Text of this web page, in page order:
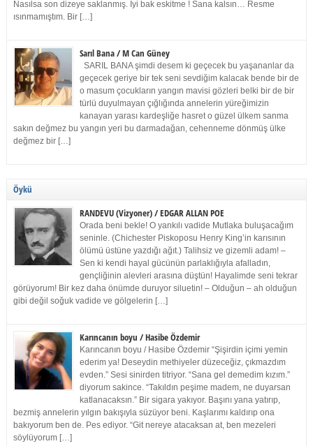
Nasılsa son dizeye saklanmış. İyi bak eskitme ! Sana kalsın… Resme
ısınmamıştım. Bir […]
Sarıl Bana / M Can Güney
SARIL BANA şimdi desem ki geçecek bu yaşananlar da
geçecek geriye bir tek seni sevdiğim kalacak bende bir de
o masum çocukların yangın mavisi gözleri belki bir de bir
türlü duyulmayan çığlığında annelerin yüreğimizin
kanayan yarası kardeşliğe hasret o güzel ülkem sanma
sakın değmez bu yangın yeri bu darmadağan, cehenneme dönmüş ülke
değmez bir […]
Öykü
RANDEVU (Vizyoner) / EDGAR ALLAN POE
Orada beni bekle! O yankılı vadide Mutlaka buluşacağım
seninle. (Chichester Piskoposu Henry King’in karısının
ölümü üstüne yazdığı ağıt.) Talihsiz ve gizemli adam! –
Sen ki kendi hayal gücünün parlaklığıyla afalladın,
gençliğinin alevleri arasına düştün! Hayalimde seni tekrar
görüyorum! Bir kez daha önümde duruyor siluetin! – Olduğun – ah olduğun
gibi değil soğuk vadide ve gölgelerin […]
Karıncanın boyu / Hasibe Özdemir
Karıncanın boyu / Hasibe Özdemir “Şişirdin içimi yemin
ederim ya! Deseydin methiyeler düzeceğiz, çıkmazdım
evden.” Sesi sinirden titriyor. “Sana gel demedim kızım.”
diyorum sakince. “Takıldın peşime madem, ne duyarsan
katlanacaksın.” Bir sigara yakıyor. Başını yana yatırıp,
bezmiş annelerin yılgın bakışıyla süzüyor beni. Kaşlarımı kaldırıp ona
bakıyorum ben de. Pes ediyor. “Git nereye atacaksan at, ben mezeleri
söylüyorum […]